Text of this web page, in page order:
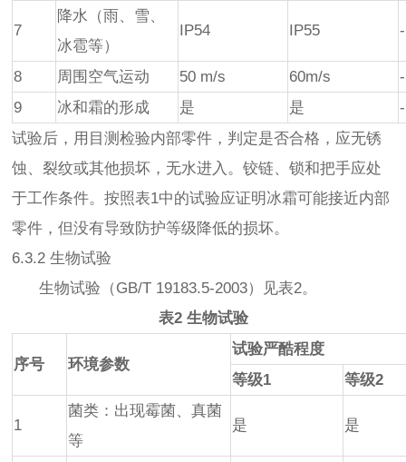
7
降水（雨、雪、
冰雹等）
IP54 IP55 -
8 周围空气运动 50 m/s 60m/s
-
9
冰和霜的形成 是 是
-
试验后，用目测检验内部零件，判定是否合格，应无锈
蚀、裂纹或其他损坏，无水进入。铰链、锁和把手应处
于工作条件。按照表1中的试验应证明冰霜可能接近内部
零件，但没有导致防护等级降低的损坏。
6.3.2 生物试验
生物试验（GB/T 19183.5-2003）见表2。
表2 生物试验
序号 环境参数
试验严酷程度
等级1
等级2
1
菌类：出现霉菌、真菌
等
是 是